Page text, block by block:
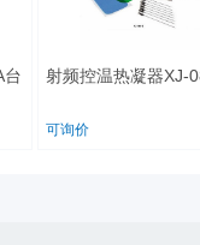
射频控温热凝器XJ-08-3
可询价